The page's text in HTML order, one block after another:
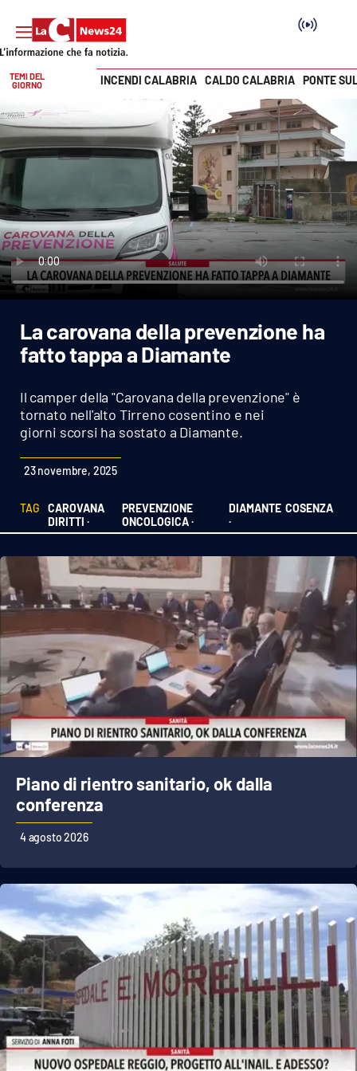
SEZIONI
Cronaca
Politica
Attualità
Economia e lavoro
Italia Mondo
Sport
Meteo
Editoriali
VIDEO
Ambiente
Cronaca
Cultura
Economia e Lavoro
Politica
Sanità
Società
Sport
RUBRICHE
Good Morning Vietnam
Vai
TEMI DEL
GIORNO
INCENDI CALABRIA CALDO CALABRIA PONTE
La carovana della prevenzione ha
fatto tappa a Diamante
Il camper della "Carovana della prevenzione" è
tornato nell'alto Tirreno cosentino e nei
giorni scorsi ha sostato a Diamante.
23 novembre, 2025
TAG
CAROVANA
DIRITTI ·
PREVENZIONE
ONCOLOGICA ·
DIAMANTE
·
COSENZA
Piano di rientro sanitario, ok dalla
conferenza
4 agosto 2026